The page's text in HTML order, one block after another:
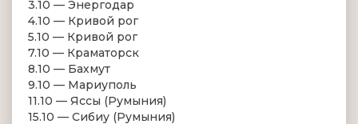
3.10 — Энергодар
4.10 — Кривой рог
5.10 — Кривой рог
7.10 — Краматорск
8.10 — Бахмут
9.10 — Мариуполь
11.10 — Яссы (Румыния)
15.10 — Сибиу (Румыния)